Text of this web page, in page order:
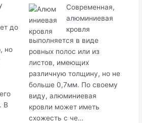
до
но
В
Современная,
алюминиевая
кровля
выполняется в виде
ровных полос или из
листов, имеющих
различную толщину, но не
больше 0,7мм. По своему
виду, алюминиевая
кровли может иметь
схожесть с че…